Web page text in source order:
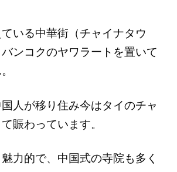
いる中華街（チャイナタウ
ンコクのヤワラートを置いて
人が移り住み今はタイのチャ
賑わっています。
力的で、中国式の寺院も多く